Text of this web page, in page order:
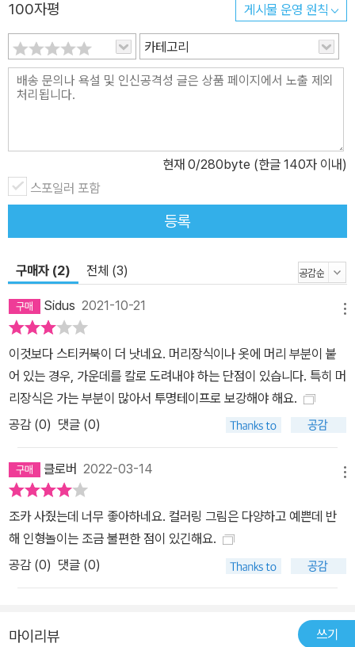
100자평 게시물 운영 원칙
카테고리
현재 0/280byte (한글 140자 이내)
스포일러 포함
등록
구매자 (2) 전체 (3)
Sidus 2021-10-21
이것보다 스티커북이 더 낫네요. 머리장식이나 옷에 머리 부분이 붙
어 있는 경우, 가운데를 칼로 도려내야 하는 단점이 있습니다. 특히 머
리장식은 가는 부분이 많아서 투명테이프로 보강해야 해요.
공감 (0) 댓글 (0)
클로버 2022-03-14
조카 사줬는데 너무 좋아하네요. 컬러링 그림은 다양하고 예쁜데 반
해 인형놀이는 조금 불편한 점이 있긴해요.
공감 (0) 댓글 (0)
마이리뷰 쓰기